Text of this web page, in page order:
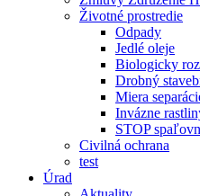
Životné prostredie
Odpady
Jedlé oleje
Biologicky
Drobný
Miera
Invázne
STOP
Civilná ochrana
test
Úrad